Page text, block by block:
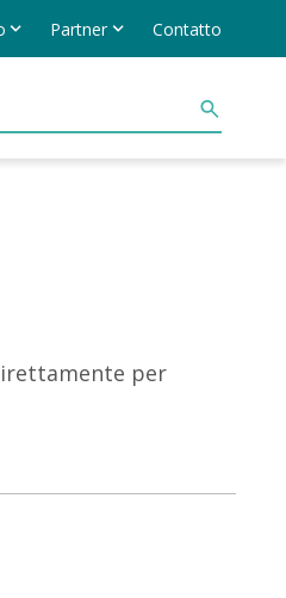
Partner Contatto
per